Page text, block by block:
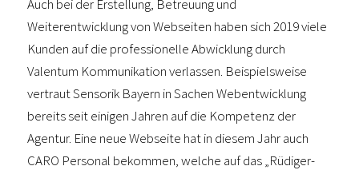
Auch bei der Erstellung, Betreuung und
Weiterentwicklung von Webseiten haben sich 2019 viele
Kunden auf die professionelle Abwicklung durch
Valentum Kommunikation verlassen. Beispielsweise
vertraut Sensorik Bayern in Sachen Webentwicklung
bereits seit einigen Jahren auf die Kompetenz der
Agentur. Eine neue Webseite hat in diesem Jahr auch
CARO Personal bekommen, welche auf das „Rüdiger-